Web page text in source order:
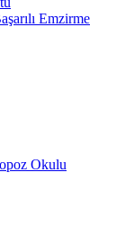
Emzirme
Okulu